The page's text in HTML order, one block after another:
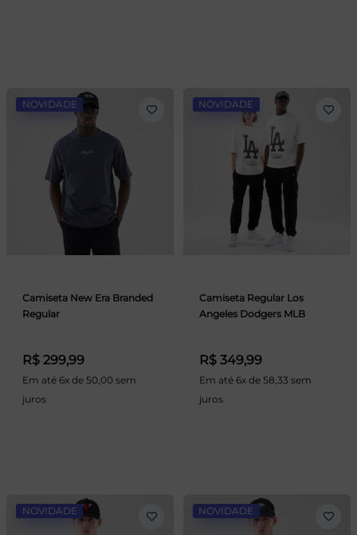
NOVIDADE
Camiseta New Era Branded
Regular
R$ 299,99
Em até 6x de 50,00 sem
juros
NOVIDADE
Camiseta Regular Los
Angeles Dodgers MLB
R$ 349,99
Em até 6x de 58,33 sem
juros
NOVIDADE NOVIDADE